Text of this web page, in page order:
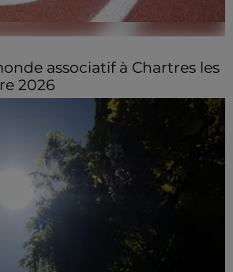
associatif à Chartres les
2026